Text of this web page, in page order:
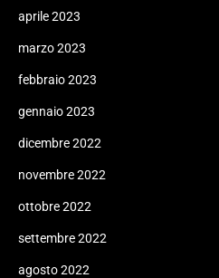
aprile 2023
marzo 2023
febbraio 2023
gennaio 2023
dicembre 2022
novembre 2022
ottobre 2022
settembre 2022
agosto 2022